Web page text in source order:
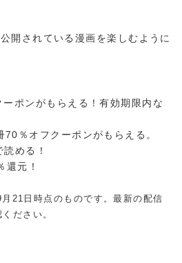
開されている漫画を楽しむように
ポンがもらえる！有効期限内な
70％オフクーポンがもらえる。
読める！
還元！
21日時点のものです。最新の配信
ださい。